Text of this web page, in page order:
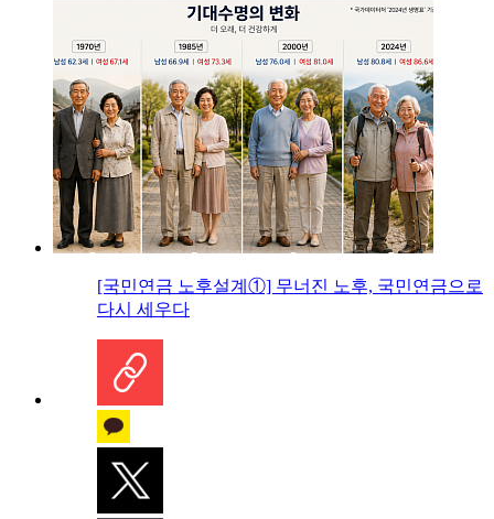
[국민연금 노후설계①] 무너진 노후, 국민연금으로
다시 세우다